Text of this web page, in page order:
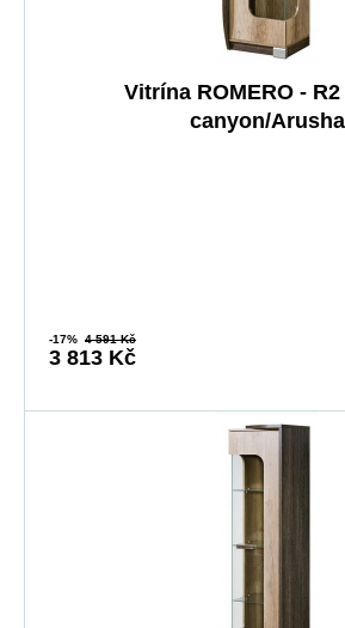
Vitrína ROMERO -
canyon/Arusha
-17% 4 591 Kč
3 813 Kč